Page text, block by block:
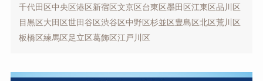
千代田区中央区港区新宿区文京区台東区墨田区江東区品川区
目黒区大田区世田谷区渋谷区中野区杉並区豊島区北区荒川区
板橋区練馬区足立区葛飾区江戸川区